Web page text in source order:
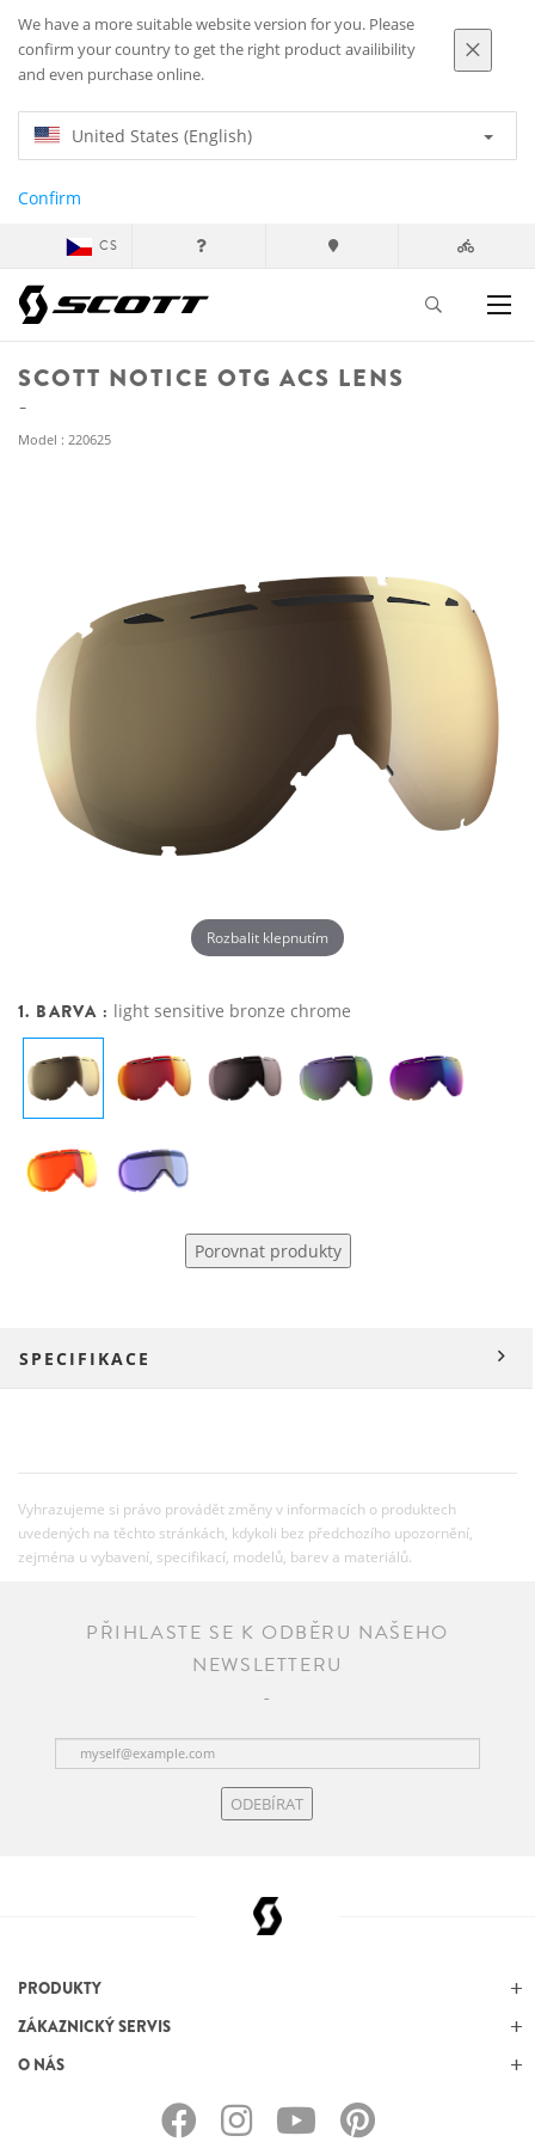
We have a more suitable website version for you. Please
confirm your country to get the right product availibility
and even purchase online.
United States (English)
Confirm
CS
SCOTT NOTICE OTG ACS LENS
Model : 220625
Rozbalit klepnutím
1. BARVA : light sensitive bronze chrome
Porovnat produkty
SPECIFIKACE
Vyhrazujeme si právo provádět změny v informacích o produktech
uvedených na těchto stránkách, kdykoli bez předchozího upozornění,
zejména u vybavení, specifikací, modelů, barev a materiálů.
PŘIHLASTE SE K ODBĚRU NAŠEHO
NEWSLETTERU
ODEBÍRAT
PRODUKTY
ZÁKAZNICKÝ SERVIS
O NÁS